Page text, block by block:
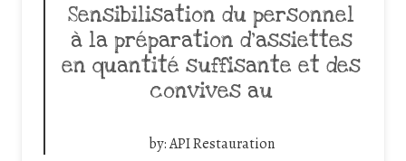
Sensibilisation du personnel
à la préparation d’assiettes
en quantité suffisante et des
convives au
by:API Restauration